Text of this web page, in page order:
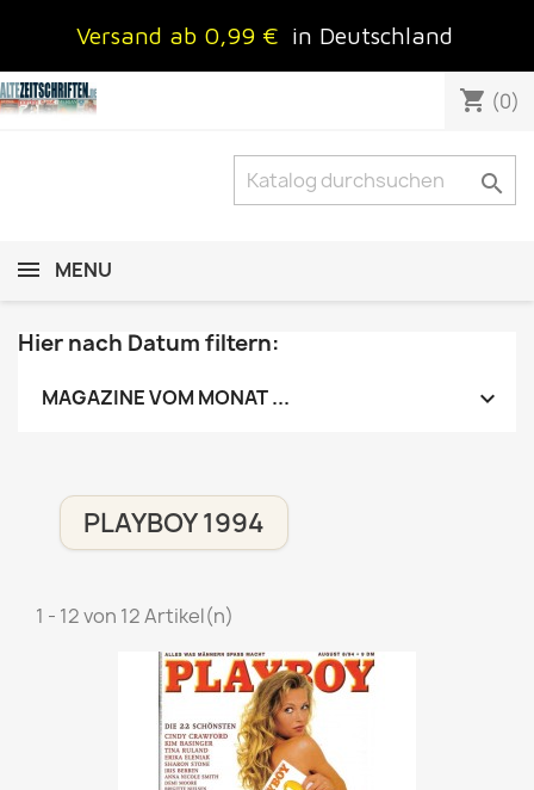
Versand ab 0,99 € in Deutschland
shopping_cart (0)

MENU
Hier nach Datum filtern:
MAGAZINE VOM MONAT ... 
PLAYBOY 1994
1 - 12 von 12 Artikel(n)